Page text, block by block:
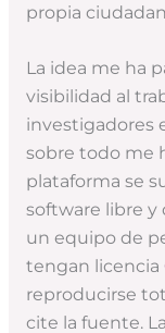
propia
La idea me ha
visibilidad al
investigadores
sobre todo me
plataforma se
software libre y
un equipo de
tengan licencia
reproducirse
cite la fuente.